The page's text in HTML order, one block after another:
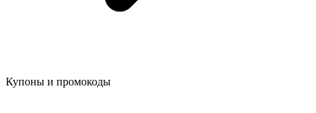
Купоны и промокоды